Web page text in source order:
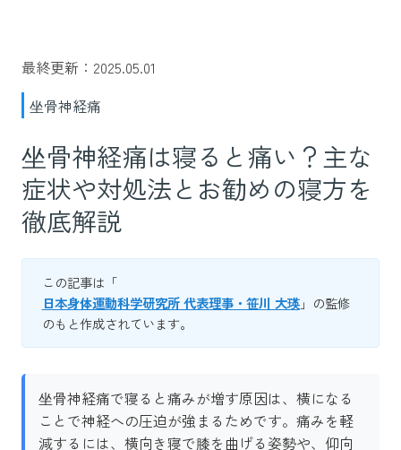
最終更新：2025.05.01
坐骨神経痛
坐骨神経痛は寝ると痛い？主な
症状や対処法とお勧めの寝方を
徹底解説
この記事は「
日本身体運動科学研究所 代表理事・笹川 大瑛」の監修
のもと作成されています。
坐骨神経痛で寝ると痛みが増す原因は、横になる
ことで神経への圧迫が強まるためです。痛みを軽
減するには、横向き寝で膝を曲げる姿勢や、仰向